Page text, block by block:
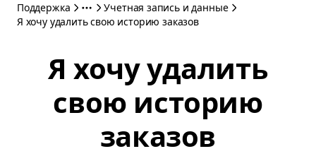
Поддержка
Учетная запись и данные
Я хочу удалить свою историю заказов
Я хочу удалить
свою историю
заказов